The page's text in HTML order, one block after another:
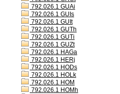
792.026.1 GUAi
792.026.1 GUIs
792.026.1 GUIt
792.026.1 GUTh
792.026.1 GUTi
792.026.1 GUZt
792.026.1 HAGa
792.026.1 HERj
792.026.1 HODs
792.026.1 HOLk
792.026.1 HOM
792.026.1 HOMh